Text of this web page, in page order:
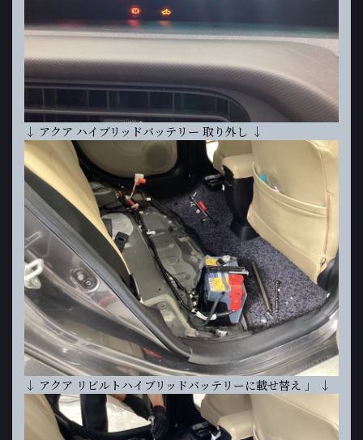
↓ アクア ハイブリッドバッテリー 取り外し ↓
↓ アクア リビルトハイブリッドバッテリーに載せ替え 」 ↓